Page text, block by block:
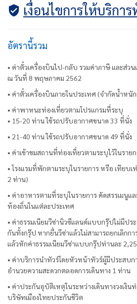
เงื่อนไขการให้บริกา
อัตรานี้รวม
• ค่าตั๋วเครื่องบินไป-กลับ รวมค่าภาษี และส่วน
ณ วันที่ 8 พฤษภาคม 2562
• ค่าตั๋วเครื่องบินภายในประเทศ (จำกัดน้ำหนั
• ค่าพาหนะท่องเที่ยวตามโปรแกรมที่ระบุ
• 15-20 ท่าน ใช้รถปรับอากาศขนาด 33 ที่นั่ง
• 21-40 ท่าน ใช้รถปรับอากาศขนาด 49 ที่นั่ง
• ค่าเข้าชมสถานที่ท่องเที่ยวตามระบุไว้ในราย
• โรงแรมที่พักตามระบุในรายการ หรือ เทียบเ
2 ท่าน)
• ค่าอาหารตามที่ระบุในรายการ คัดสรรเมนูแ
ท้องถิ่นในแต่ละประเทศ
• ค่าธรรมเนียมวีซ่านิวซีแลนด์แบบกรุ๊ปไม่มีป
กันทั้งกรุ๊ป หากยื่นวีซ่าแล้วไม่สามารถยกเลิกก
แล้วหักค่าธรรมเนียมวีซ่าแบบกรุ๊ปท่านละ
• ค่าบริการนำทัวร์โดยหัวหน้าทัวร์ผู้มีประสบ
อำนวยความสะดวกตลอดการเดินทาง 1 ท่าน
• ค่าประกันอุบัติเหตุในระหว่างเดินทางวงเงิ
บริษัทเมืองไทยประกันชีวิต